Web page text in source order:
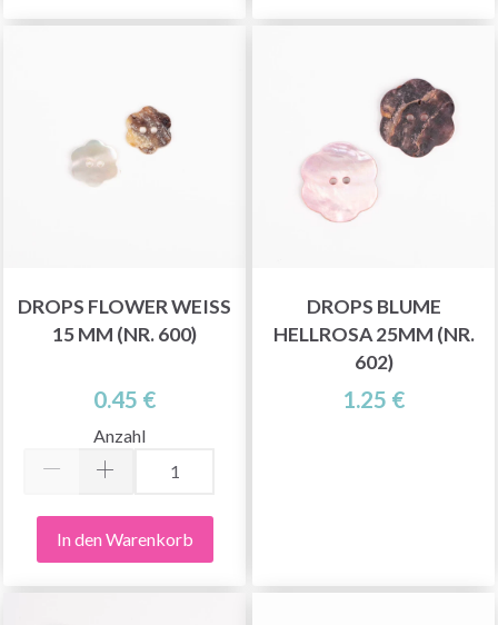
DROPS FLOWER WEISS 1
5 MM (NR. 600)
0.45 €
Anzahl
In den Warenkorb
DROPS BLUME
HELLROSA 25MM (NR.
602)
1.25 €